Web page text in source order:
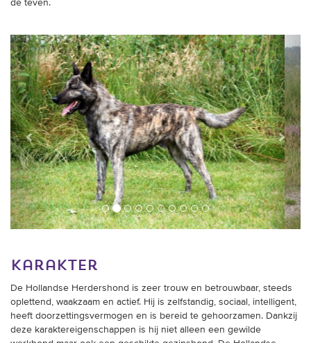
de teven.
Vorige Verder
karakter
De Hollandse Herdershond is zeer trouw en betrouwbaar, steeds
oplettend, waakzaam en actief. Hij is zelfstandig, sociaal, intelligent,
heeft doorzettingsvermogen en is bereid te gehoorzamen. Dankzij